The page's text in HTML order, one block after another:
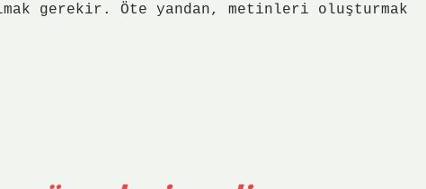
gerekir. Öte yandan, metinleri oluşturmak